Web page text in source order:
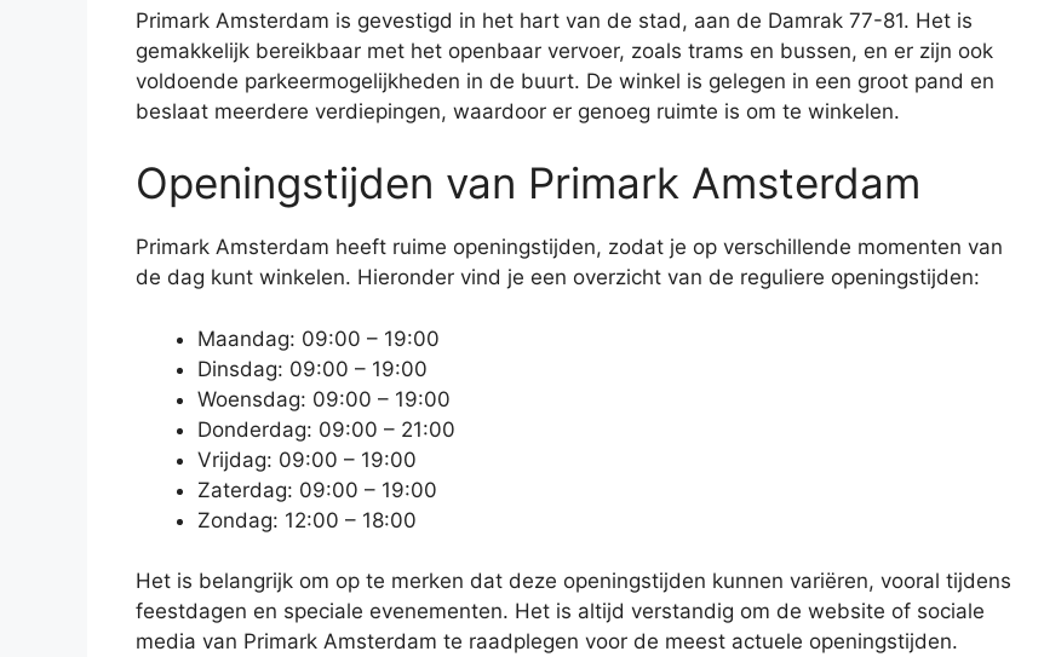
Primark Amsterdam is gevestigd in het hart van de stad, aan de Damrak 77-81. Het is
gemakkelijk bereikbaar met het openbaar vervoer, zoals trams en bussen, en er zijn ook
voldoende parkeermogelijkheden in de buurt. De winkel is gelegen in een groot pand en
beslaat meerdere verdiepingen, waardoor er genoeg ruimte is om te winkelen.
Openingstijden van Primark Amsterdam
Primark Amsterdam heeft ruime openingstijden, zodat je op verschillende momenten van
de dag kunt winkelen. Hieronder vind je een overzicht van de reguliere openingstijden:
Maandag: 09:00 – 19:00
Dinsdag: 09:00 – 19:00
Woensdag: 09:00 – 19:00
Donderdag: 09:00 – 21:00
Vrijdag: 09:00 – 19:00
Zaterdag: 09:00 – 19:00
Zondag: 12:00 – 18:00
Het is belangrijk om op te merken dat deze openingstijden kunnen variëren, vooral tijdens
feestdagen en speciale evenementen. Het is altijd verstandig om de website of sociale
media van Primark Amsterdam te raadplegen voor de meest actuele openingstijden.